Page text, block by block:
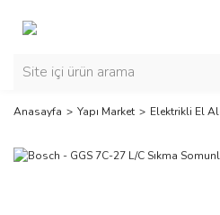
Anasayfa Yapı Market Elektrikli El